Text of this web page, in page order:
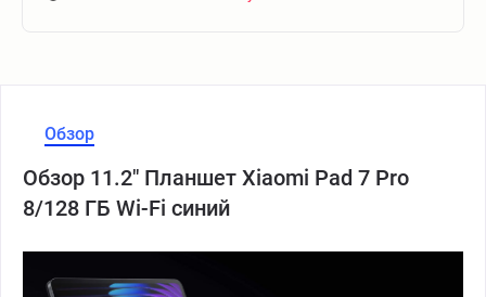
Обзор
Обзор 11.2" Планшет Xiaomi Pad 7 Pro
8/128 ГБ Wi-Fi синий